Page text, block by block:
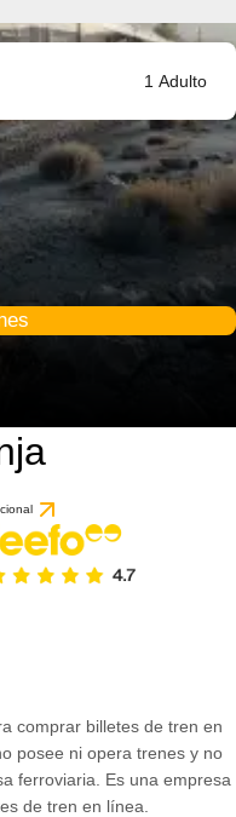
1 Adulto
comprar billetes de tren en
posee ni opera trenes y no
ferroviaria. Es una empresa
de tren en línea.